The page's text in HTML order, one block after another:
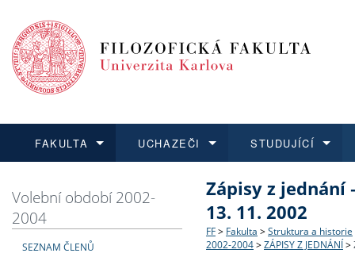
FAKULTA
Dozvědět se více
Struktura a historie
Strategie a další
UCHAZEČI
Podat přihlášku
Co studovat a jak se
Učitelské studijní
STUDUJÍCÍ
Dozvědět se více
Bakalářské a magisterské
Doktorské studium
Dozvědět se více
O vědě a výzkumu na FF
Akademické kvalifikace
Dozvědět se více
Aktuální nabídky a
Vyjíždějící studenti
Volební období 2002-
2004
SEZNAM ČLENŮ
Zápisy z jednání
13. 11. 2002
FF > Fakulta > Struktura a historie
2002-2004 > ZÁPISY Z JEDNÁNÍ >